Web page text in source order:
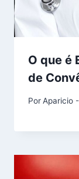
O que é
de
PorAparicio